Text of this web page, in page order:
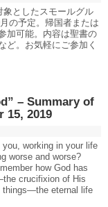
象としたスモールグル
の予定。帰国者または
加可能。内容は聖書の
ど。お気軽にご参加く
– Summary of
15, 2019
you, working in your life
worse and worse?
how God has
crucifixion of His
eternal life